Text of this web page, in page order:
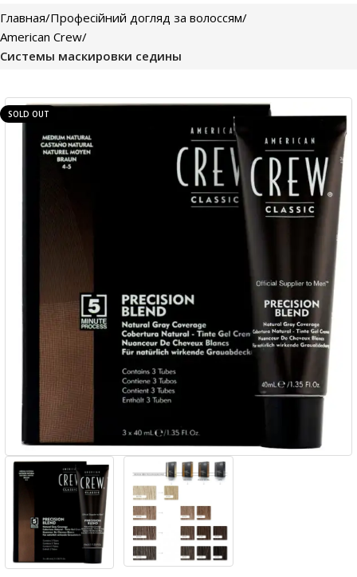
Главная Професійний догляд за волоссям
American Crew
Системы маскировки седины
SOLD OUT